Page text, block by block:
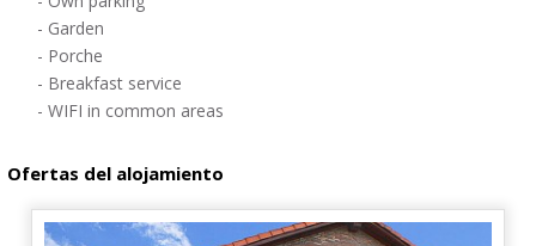
- Garden
- Porche
- Breakfast service
- WIFI in common areas
Ofertas del alojamiento